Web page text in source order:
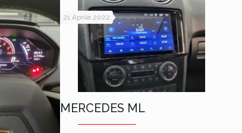
21 Aprile 2022
MERCEDES ML